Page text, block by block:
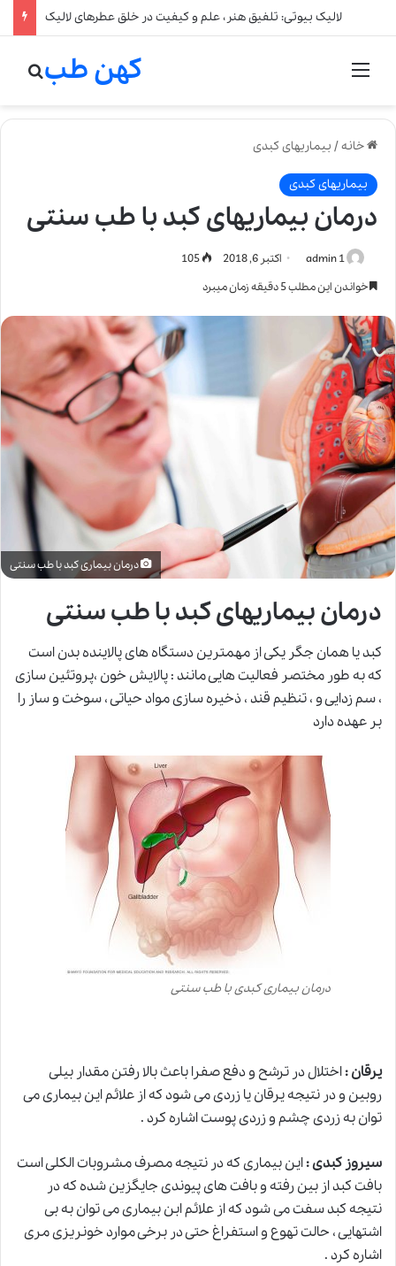
لالیک بیوتی: تلفیق هنر، علم و کیفیت در خلق عطرهای لالیک
منو کهن طب
خانه/ بیماریهای کبدی
بیماریهای کبدی
درمان بیماریهای کبد با طب سنتی
admin 1 اکتبر 6, 2018
خواندن این مطلب 5 دقیقه زمان میبرد
درمان بیماری کبد با طب سنتی
درمان بیماریهای کبد با طب سنتی
کبد یا همان جگر یکی از مهمترین دستگاه های پالاینده بدن است
که به طور مختصر فعالیت هایی مانند : پالایش خون ،پروتئین سازی
، سم زدایی و ، تنظیم قند ، ذخیره سازی مواد حیاتی ، سوخت و ساز را
بر عهده دارد
درمان بیماری کبدی با طب سنتی
یرقان :اختلال در ترشح و دفع صفرا باعث بالا رفتن مقدار بیلی
روبین و در نتیجه یرقان یا زردی می شود که از علائم این بیماری می
توان به زردی چشم و زردی پوست اشاره کرد .
سیروز کبدی :این بیماری که در نتیجه مصرف مشروبات الکلی است
بافت کبد از بین رفته و بافت های پیوندی جایگزین شده که در
نتیجه کبد سفت می شود که از علائم ابن بیماری می توان به بی
اشتهایی ، حالت تهوع و استفراغ حتی در برخی موارد خونریزی مری
اشاره کرد .